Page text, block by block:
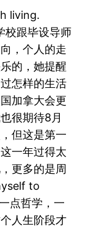
living.
校跟毕设导师
，个人的走
的，她提醒
怎样的生活
加拿大会更
很期待8月
但这是第一
一年过得太
更多的是周
to
点哲学，一
人生阶段才